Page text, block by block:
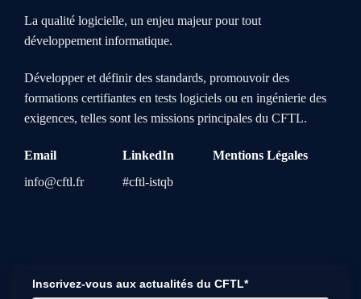
La qualité logicielle, un enjeu majeur pour tout
développement informatique.
Développer et définir des standards, promouvoir des
formations certifiantes en tests logiciels ou en ingénierie des
exigences, telles sont les missions principales du CFTL.
Email
info@cftl.fr
LinkedIn
#cftl-istqb
Mentions Légales
Inscrivez-vous aux actualités du CFTL*